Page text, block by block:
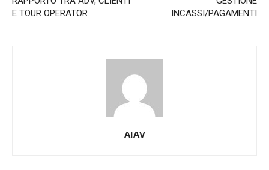
E TOUR OPERATOR
INCASSI/PAGAMENTI
AIAV